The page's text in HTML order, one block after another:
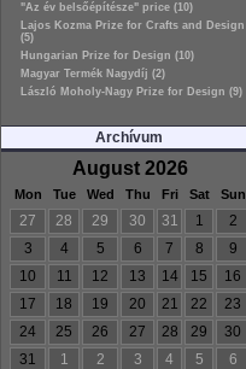
"Az év belsőépítésze" price (10)
Lajos Kozma Prize for Crafts and Design
(5)
Hungarian Prize for Design (10)
Magyar Termék Nagydíj (2)
László Moholy-Nagy Prize for Design (9)
Archívum
August 2026
Mon Tue Wed Thu Fri Sat Sun
27 28 29 30 31 1
2
3
4 5 6 7 8
9
10
11 12 13 14 15
16
17
18 19 20 21 22
23
24
25 26 27 28 29
30
31
1 2 3 4 5 6